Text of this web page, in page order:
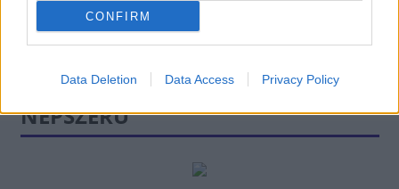
CONFIRM
Data Deletion Data Access Privacy Policy
NÉPSZERŰ